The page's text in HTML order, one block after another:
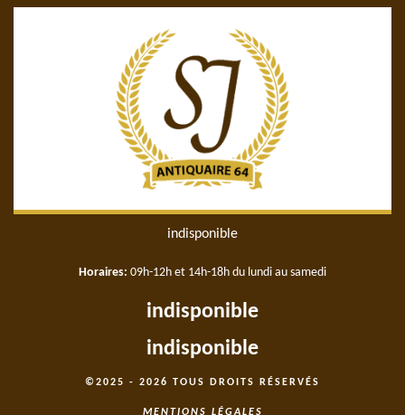
indisponible
Horaires: 09h-12h et 14h-18h du lundi au samedi
indisponible
indisponible
©2025 - 2026 TOUS DROITS RÉSERVÉS
MENTIONS LÉGALES